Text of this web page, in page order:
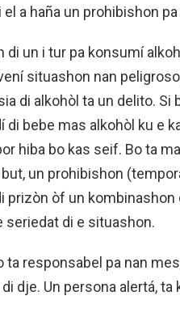
a haña un prohibishon
di un i tur pa konsumí
situashon nan
di alkohòl ta un delito. Si
bebe mas alkohòl ku e
hiba bo kas seif. Bo ta
but, un prohibishon
prizòn òf un kombinashon
seriedat di e situashon.
ta responsabel pa nan
dje. Un persona alertá, ta